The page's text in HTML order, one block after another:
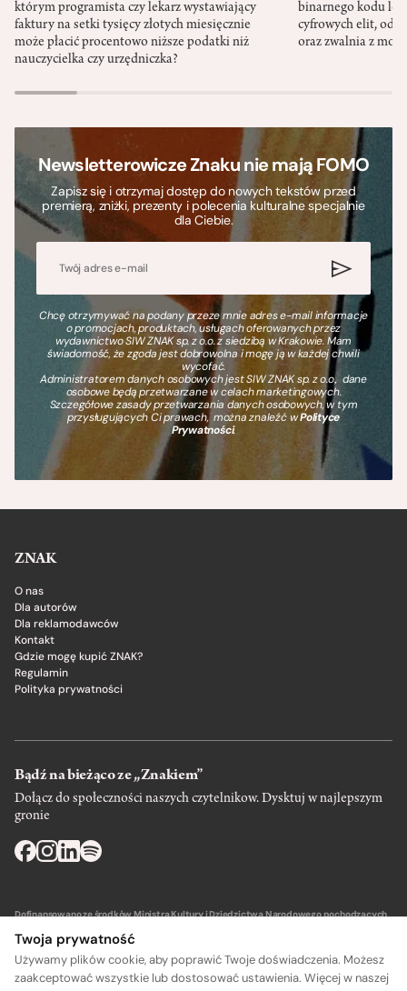
którym programista czy lekarz wystawiający
faktury na setki tysięcy złotych miesięcznie
może płacić procentowo niższe podatki niż
nauczycielka czy urzędniczka?
binarnego kodu
cyfrowych elit,
oraz zwalnia z
Newsletterowicze Znaku nie mają FOMO
Zapisz się i otrzymaj dostęp do nowych tekstów przed
premierą, zniżki, prezenty i polecenia kulturalne specjalnie
dla Ciebie.
Chcę otrzymywać na podany przeze mnie adres e-mail informacje
o promocjach, produktach, usługach oferowanych przez
wydawnictwo SIW ZNAK sp. z o.o. z siedzibą w Krakowie. Mam
świadomość, że zgoda jest dobrowolna i mogę ją w każdej chwili
wycofać.
Administratorem danych osobowych jest SIW ZNAK sp. z o.o., dane
osobowe będą przetwarzane w celach marketingowych.
Szczegółowe zasady przetwarzania danych osobowych, w tym
przysługujących Ci prawach, można znaleźć wPolityce
Prywatności.
ZNAK
O nas
Dla autorów
Dla reklamodawców
Kontakt
Gdzie mogę kupić ZNAK?
Regulamin
Polityka prywatności
Bądź na bieżąco ze „Znakiem”
Dołącz do społeczności naszych czytelnikow. Dysktuj w najlepszym
gronie
Dofinansowano ze środków Ministra Kultury i Dziedzictwa Narodowego pochodzących
Twoja prywatność
Używamy plików cookie, aby poprawić Twoje doświadczenia. Możesz
zaakceptować wszystkie lub dostosować ustawienia. Więcej w naszej